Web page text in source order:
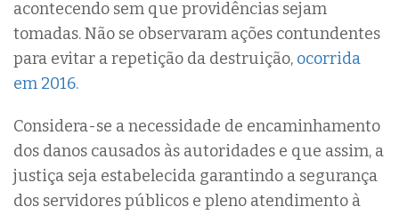
acontecendo sem que providências sejam
tomadas. Não se observaram ações contundentes
para evitar a repetição da destruição, ocorrida
em 2016.
Considera-se a necessidade de encaminhamento
dos danos causados às autoridades e que assim, a
justiça seja estabelecida garantindo a segurança
dos servidores públicos e pleno atendimento à